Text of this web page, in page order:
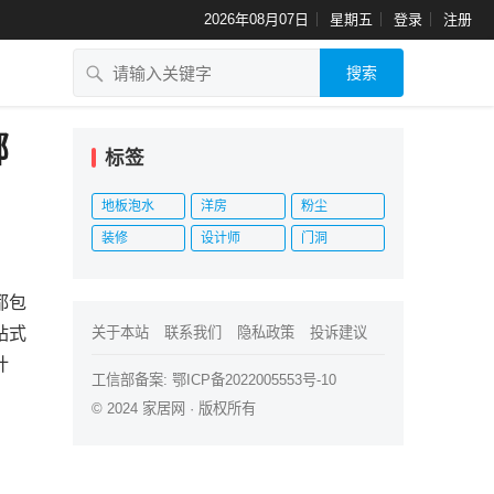
2026年08月07日 星期五 登录 注册
搜索
包
式
标签
地板泡水 洋房 粉尘
装修 设计师 门洞
关于本站 联系我们 隐私政策 投诉建议
工信部备案: 鄂ICP备2022005553号-10
© 2024 家居网 · 版权所有